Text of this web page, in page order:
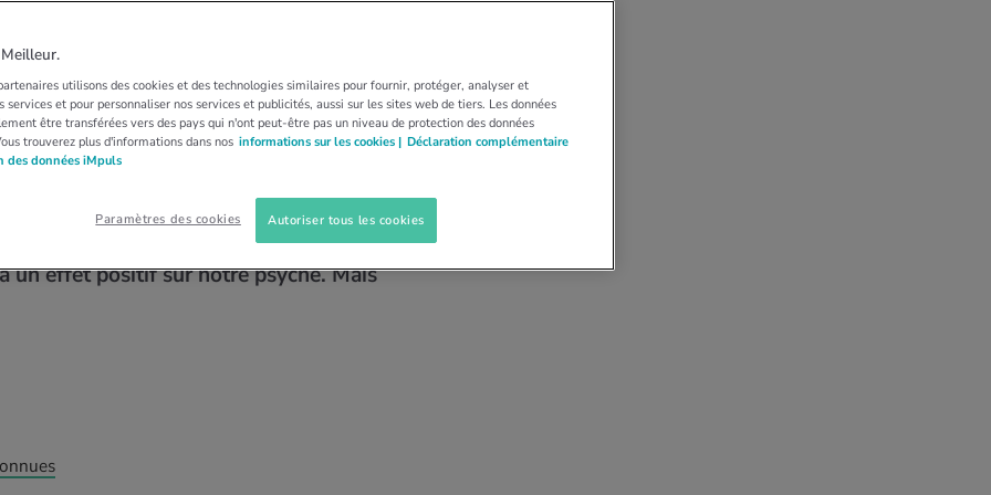
désencombrer et
«le génie dompte le chaos», ce sont là
sagesse qui tournent autour du thème de
c'est que le fait de se débarrasser
un effet positif sur notre psyché. Mais
utilisons des cookies et des technologies similaires pour fournir, protéger, analyser et
services et pour personnaliser nos services et publicités, aussi sur les sites web de tiers. Les données
être transférées vers des pays qui n'ont peut-être pas un niveau de protection des données
trouverez plus d'informations dans nos informations sur les cookies | Déclaration complémentaire
des données iMpuls
Paramètres des cookies Autoriser tous les cookies